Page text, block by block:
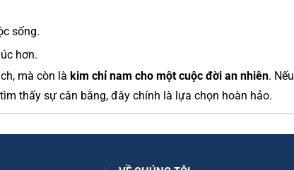
sống.
hơn.
mà còn là kim chỉ nam cho một cuộc đời an nhiên. Nếu
thấy sự cân bằng, đây chính là lựa chọn hoàn hảo.